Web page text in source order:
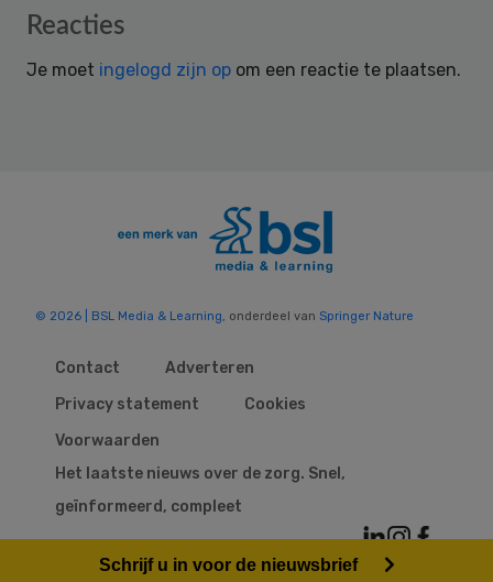
Reader
Reacties
Je moet ingelogd zijn op om een reactie te plaatsen.
© 2026 | BSL Media & Learning, onderdeel van Springer Nature
Contact
Adverteren
Privacy statement
Cookies
Voorwaarden
Het laatste nieuws over de zorg. Snel,
geïnformeerd, compleet
Schrijf u in voor de nieuwsbrief